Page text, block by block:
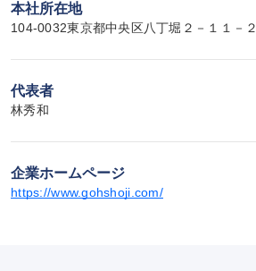
本社所在地
104-0032東京都中央区八丁堀２－１１－２
代表者
林秀和
企業ホームページ
https://www.gohshoji.com/